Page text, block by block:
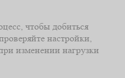
чтобы добиться
настройки,
изменении нагрузки